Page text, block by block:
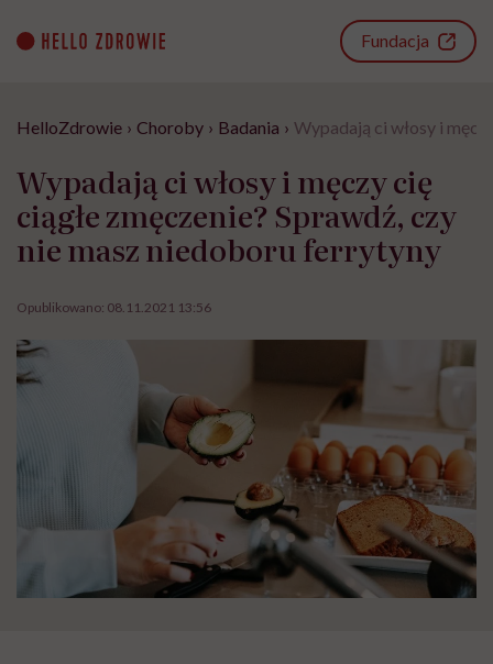
content
Fundacja
HelloZdrowie › Choroby › Badania › Wypadają ci włosy i
Wypadają ci włosy i męczy cię
ciągłe zmęczenie? Sprawdź, czy
nie masz niedoboru ferrytyny
Opublikowano: 08.11.2021 13:56